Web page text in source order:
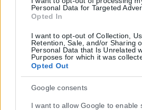
Personal Data for Targeted
Opted In
I want to opt-out of Collection,
Retention, Sale, and/or Sharing
Personal Data that Is Unrelated
Purposes for which it was
Opted Out
Google consents
I want to allow Google to enable